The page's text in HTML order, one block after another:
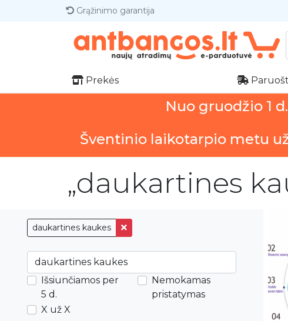
Grąžinimo garantija
Prekės
Nuo gruodžio 1
Šventinio laikotarpio metu
„daukartines
daukartines kaukes
Išsiunčiamos per
5 d.
Nemokamas
pristatymas
X už X